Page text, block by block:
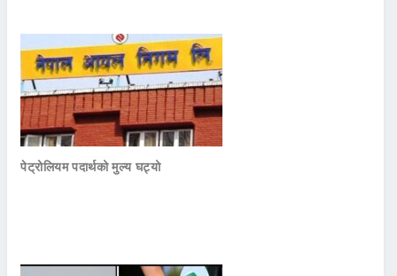
पेट्रोलियम पदार्थको मुल्य घट्यो